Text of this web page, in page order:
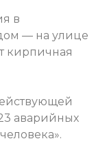
в
— на улице
кирпичная
аварийных